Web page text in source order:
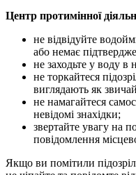
Центр протимінної
не відвідуйте
або немає
не заходьте у воду в
не торкайтеся
виглядають як
не намагайтеся
невідомі знахідки;
звертайте увагу на
повідомлення
Якщо ви помітили